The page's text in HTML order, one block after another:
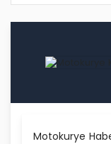
Motokurye